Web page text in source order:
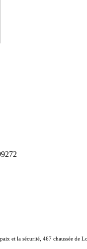
et la sécurité, 467 chaussée de